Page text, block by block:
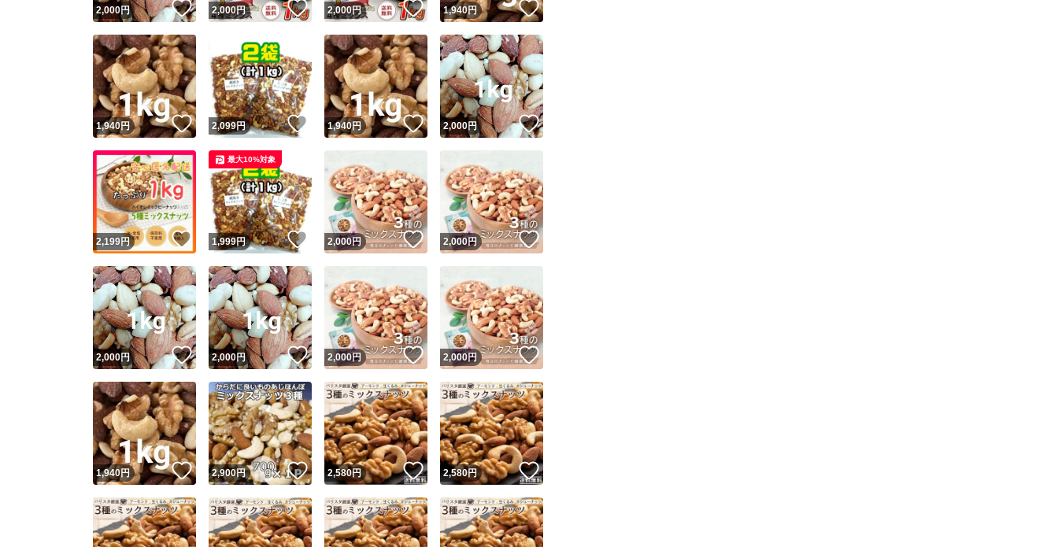
2,000円 いいね！
2,000円 いいね！
2,000円 いいね！
1,940円 いいね！
1,940円 いいね！
2,099円 いいね！
1,940円 いいね！
2,000円 いいね！
2,199円 いいね！
1,999円 いいね！
最大10%対象
2,000円 いいね！
2,000円
2,000円 いいね！
2,000円 いいね！
2,000円 いいね！
2,000円
1,940円 いいね！
2,900円 いいね！
2,580円 いいね！
2,580円 いいね！